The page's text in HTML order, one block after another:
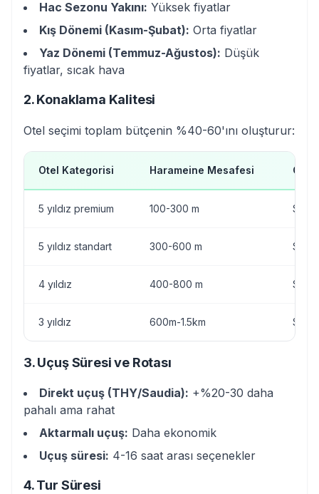
Hac Sezonu Yakını: Yüksek fiyatlar
Kış Dönemi (Kasım-Şubat): Orta fiyatlar
Yaz Dönemi (Temmuz-Ağustos): Düşük
fiyatlar, sıcak hava
2. Konaklama Kalitesi
Otel seçimi toplam bütçenin %40-60'ını oluşturur:
Otel Kategorisi Harameine Mesafesi
5 yıldız premium 100-300 m
5 yıldız standart 300-600 m
4 yıldız 400-800 m $80-
3 yıldız 600m-1.5km $40-
3. Uçuş Süresi ve Rotası
Direkt uçuş (THY/Saudia): +%20-30 daha
pahalı ama rahat
Aktarmalı uçuş: Daha ekonomik
Uçuş süresi: 4-16 saat arası seçenekler
4. Tur Süresi